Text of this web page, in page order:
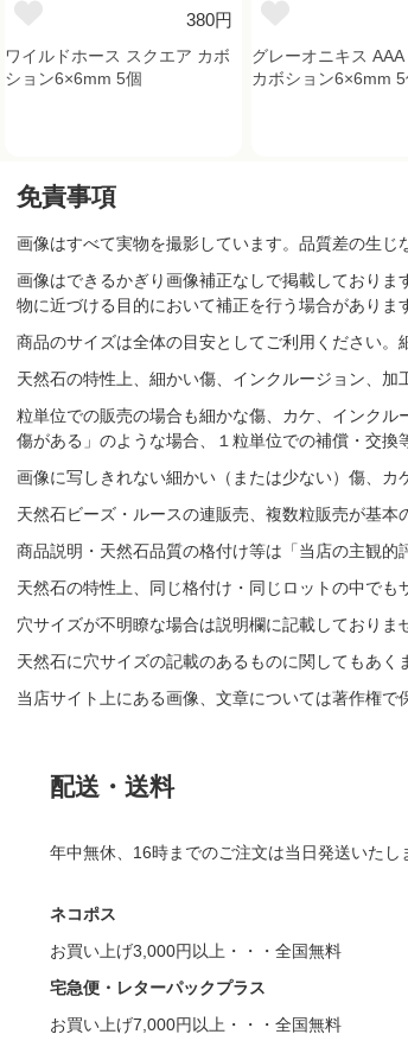
380円
ワイルドホース スクエア カボ
ション6×6mm 5個
グレーオニキス
カボション6×6mm 5
免責事項
画像はすべて実物を撮影しています。品質差の生じ
画像はできるかぎり画像補正なしで掲載しており
物に近づける目的において補正を行う場合がありま
商品のサイズは全体の目安としてご利用ください。
天然石の特性上、細かい傷、インクルージョン、
粒単位での販売の場合も細かな傷、カケ、インク
傷がある」のような場合、１粒単位での補償・交換
画像に写しきれない細かい（または少ない）傷、カ
天然石ビーズ・ルースの連販売、複数粒販売が基本
商品説明・天然石品質の格付け等は「当店の主観的
天然石の特性上、同じ格付け・同じロットの中でも
穴サイズが不明瞭な場合は説明欄に記載しており
天然石に穴サイズの記載のあるものに関してもあく
当店サイト上にある画像、文章については著作権で
配送・送料
年中無休、16時までのご注文は当日発送いたし
ネコポス
お買い上げ3,000円以上・・・全国無料
宅急便・レターパックプラス
お買い上げ7,000円以上・・・全国無料